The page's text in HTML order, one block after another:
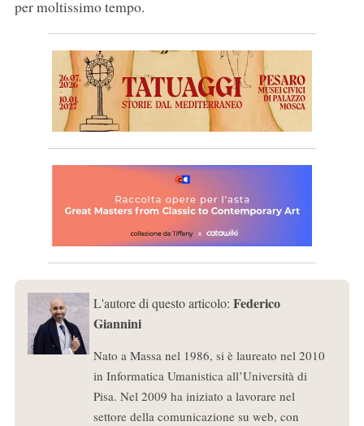
per moltissimo tempo.
L'autore di questo articolo: Federico
Giannini
Nato a Massa nel 1986, si è laureato nel 2010
in Informatica Umanistica all’Università di
Pisa. Nel 2009 ha iniziato a lavorare nel
settore della comunicazione su web, con